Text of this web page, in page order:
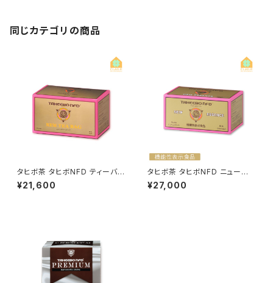
同じカテゴリの商品
タヒボ茶 タヒボNFD ティーバッ
グ 5g×30包 タヒボジャパン
¥21,600
タヒボ茶 タヒボNFD ニューエッ
センス 2g×30包 機能性表示食
品 タヒボジャパン
¥27,000